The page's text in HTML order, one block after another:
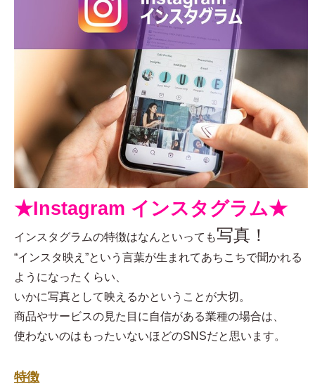
★Instagram インスタグラム★
インスタグラムの特徴はなんといっても写真！
“インスタ映え”という言葉が生まれてあちこちで聞かれる
ようになったくらい、
いかに写真として映えるかということが大切。
商品やサービスの見た目に自信がある業種の場合は、
使わないのはもったいないほどのSNSだと思います。
特徴